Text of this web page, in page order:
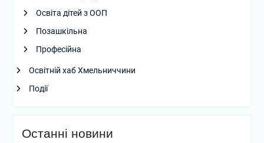
Освіта дітей з ООП
Позашкільна
Професійна
Освітній хаб Хмельниччини
Події
Останні новини